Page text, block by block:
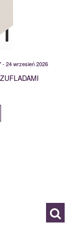
- 24 wrzesień 2026